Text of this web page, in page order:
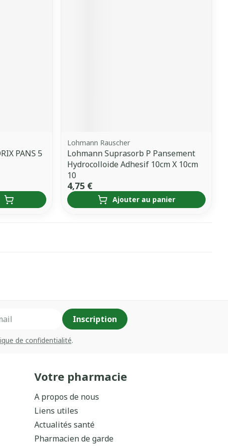
PANS 5
Lohmann Rauscher
Lohmann Suprasorb P Pansement
Hydrocolloide Adhesif 10cm X 10cm
10
4,75 €
Ajouter au panier
Inscription
de confidentialité.
Votre pharmacie
A propos de nous
Liens utiles
Actualités santé
Pharmacien de garde